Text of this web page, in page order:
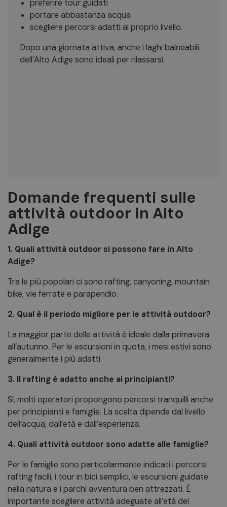
preferire tour guidati
portare abbastanza acqua
scegliere percorsi adatti al proprio livello.
Dopo una giornata attiva, anche i laghi balneabili
dell’Alto Adige sono ideali per rilassarsi.
Domande frequenti sulle
attività outdoor in Alto
Adige
1. Quali attività outdoor si possono fare in Alto
Adige?
Tra le più popolari ci sono rafting, canyoning, mountain
bike, vie ferrate e parapendio.
2. Qual è il periodo migliore per le attività outdoor?
La maggior parte delle attività è ideale dalla primavera
all’autunno. Per le escursioni in quota, i mesi estivi sono
generalmente i più adatti.
3. Il rafting è adatto anche ai principianti?
Sì, molti operatori propongono percorsi tranquilli anche
per principianti e famiglie. La scelta dipende dal livello
dell’acqua, dall’età e dall’esperienza.
4. Quali attività outdoor sono adatte alle famiglie?
Per le famiglie sono particolarmente indicati i percorsi
rafting facili, i tour in bici semplici, le escursioni guidate
nella natura e i parchi avventura ben attrezzati. È
importante scegliere attività adeguate all’età dei